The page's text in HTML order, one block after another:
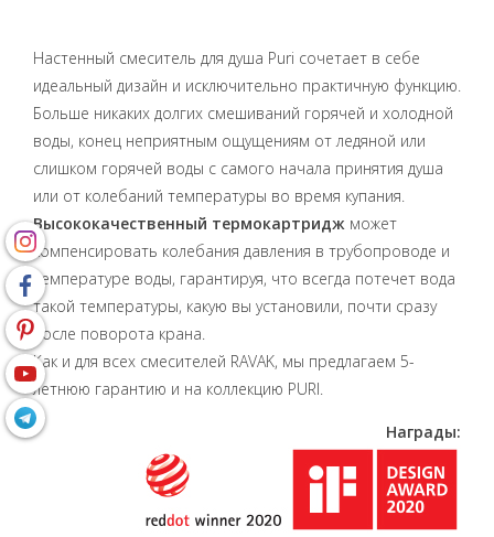
Настенный смеситель для душа Puri сочетает в себе
идеальный дизайн и исключительно практичную функцию.
Больше никаких долгих смешиваний горячей и холодной
воды, конец неприятным ощущениям от ледяной или
слишком горячей воды с самого начала принятия душа
или от колебаний температуры во время купания.
Высококачественный термокартридж может
компенсировать колебания давления в трубопроводе и
температуре воды, гарантируя, что всегда потечет вода
такой температуры, какую вы установили, почти сразу
после поворота крана.
Как и для всех смесителей RAVAK, мы предлагаем 5-
летнюю гарантию и на коллекцию PURI.
Награды: